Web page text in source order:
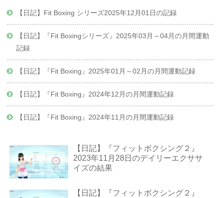
【日記】Fit Boxing シリーズ2025年12月01日の記録
【日記】『Fit Boxingシリーズ』2025年03月～04月の月間運動
記録
【日記】『Fit Boxing』2025年01月～02月の月間運動記録
【日記】『Fit Boxing』2024年12月の月間運動記録
【日記】『Fit Boxing』2024年11月の月間運動記録
【日記】『フィットボクシング２』
2023年11月28日のデイリーエクササ
イズの結果
【日記】『フィットボクシング２』